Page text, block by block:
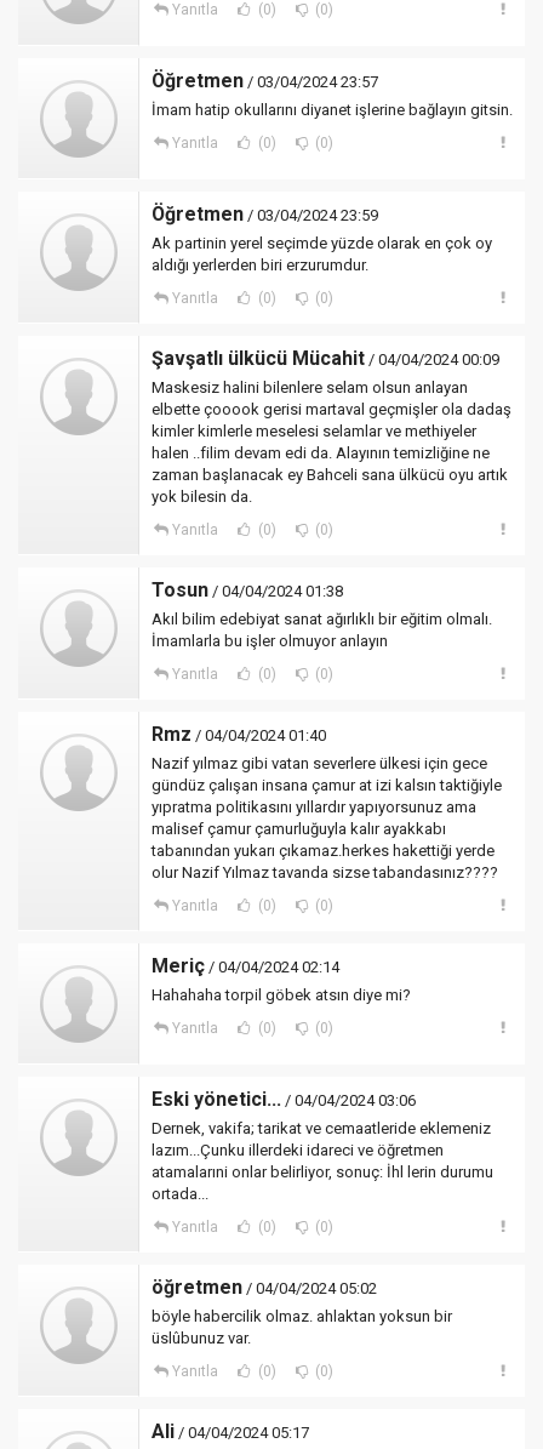
Yanıtla (0) (0)
Öğretmen / 03/04/2024 23:57
İmam hatip okullarını diyanet işlerine bağlayın gitsin.
Yanıtla (0) (0)
Öğretmen / 03/04/2024 23:59
Ak partinin yerel seçimde yüzde olarak en çok oy
aldığı yerlerden biri erzurumdur.
Yanıtla (0) (0)
Şavşatlı ülkücü Mücahit / 04/04/2024 00:09
Maskesiz halini bilenlere selam olsun anlayan
elbette çooook gerisi martaval geçmişler ola dadaş
kimler kimlerle meselesi selamlar ve methiyeler
halen ..filim devam edi da. Alayının temizliğine ne
zaman başlanacak ey Bahceli sana ülkücü oyu artık
yok bilesin da.
Yanıtla (0) (0)
Tosun / 04/04/2024 01:38
Akıl bilim edebiyat sanat ağırlıklı bir eğitim olmalı.
İmamlarla bu işler olmuyor anlayın
Yanıtla (0) (0)
Rmz / 04/04/2024 01:40
Nazif yılmaz gibi vatan severlere ülkesi için gece
gündüz çalışan insana çamur at izi kalsın taktiğiyle
yıpratma politikasını yıllardır yapıyorsunuz ama
malisef çamur çamurluğuyla kalır ayakkabı
tabanından yukarı çıkamaz.herkes hakettiği yerde
olur Nazif Yılmaz tavanda sizse tabandasınız????
Yanıtla (0) (0)
Meriç / 04/04/2024 02:14
Hahahaha torpil göbek atsın diye mi?
Yanıtla (0) (0)
Eski yönetici... / 04/04/2024 03:06
Dernek, vakifa; tarikat ve cemaatleride eklemeniz
lazım...Çunku illerdeki idareci ve öğretmen
atamalarıni onlar belirliyor, sonuç: İhl lerin durumu
ortada...
Yanıtla (0) (0)
öğretmen / 04/04/2024 05:02
böyle habercilik olmaz. ahlaktan yoksun bir
üslûbunuz var.
Yanıtla (0) (0)
Ali / 04/04/2024 05:17